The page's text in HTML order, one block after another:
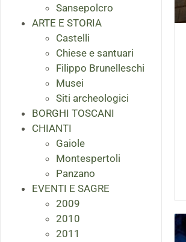
Sansepolcro
ARTE E STORIA
Castelli
Chiese e santuari
Filippo Brunelleschi
Musei
Siti archeologici
BORGHI TOSCANI
CHIANTI
Gaiole
Montespertoli
Panzano
EVENTI E SAGRE
2009
2010
2011